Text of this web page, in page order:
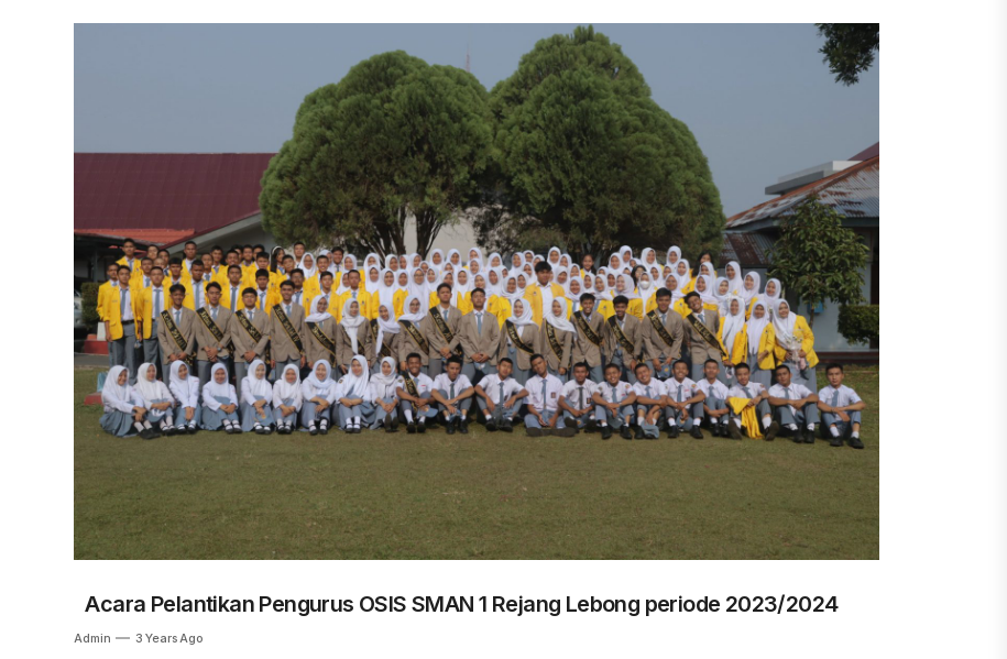
Kodim 0409/Rejang Lebong Renovasi Lapangan Basket SMAN 1 untuk Tingkatkan Prestasi Siswa
SIMANIS-SMANSA Sistem Manajemen Arsip dan Informasi Surat, Menuju Smart School – Edugital
Tim LCC 4 Pilar MPR SMAN 1 RL, Wakili Rejang Lebong Menuju Tingkat Provinsi
PMR SMANSA Pramabansa Juara Umum di Mahoni Championship XXIII 2026
Acara Pelantikan Pengurus OSIS SMAN 1 Rejang Lebong periode 2023/2024
Admin 3 Years Ago